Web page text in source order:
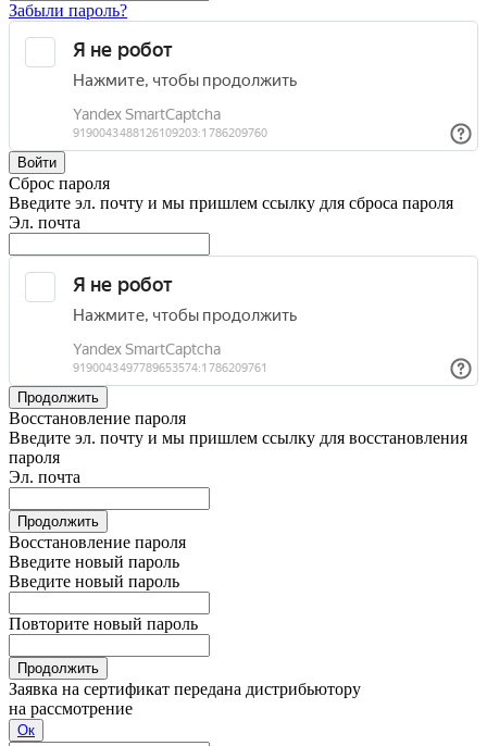
Забыли пароль?
Войти
Сброс пароля
Введите эл. почту и мы пришлем ссылку для сброса пароля
Эл. почта
Продолжить
Восстановление пароля
Введите эл. почту и мы пришлем ссылку для восстановления
пароля
Эл. почта
Продолжить
Восстановление пароля
Введите новый пароль
Введите новый пароль
Повторите новый пароль
Продолжить
Заявка на сертификат передана дистрибьютору
на рассмотрение
Ок